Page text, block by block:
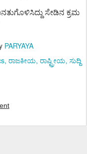
ಸೇಡಿನ ಕ್ರಮ
PARYAYA
ರಾಜಕೀಯ ರಾಷ್ಟ್ರೀಯ ಸುದ್ದಿ